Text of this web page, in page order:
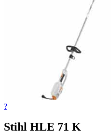
?
Stihl HLE 71 K